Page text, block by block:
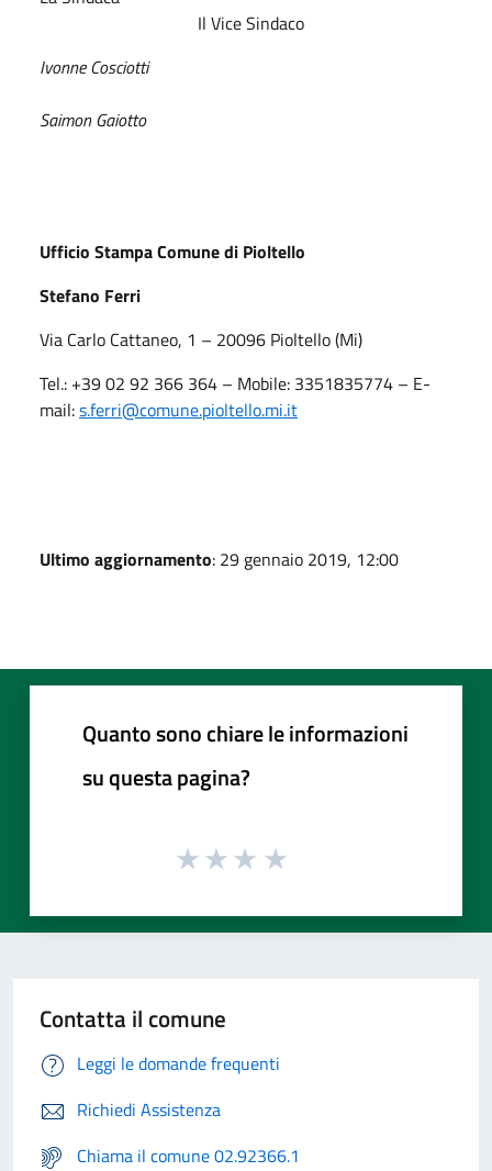
Il Vice Sindaco
Ivonne Cosciotti
Saimon Gaiotto
Ufficio Stampa Comune di Pioltello
Stefano Ferri
Via Carlo Cattaneo, 1 – 20096 Pioltello (Mi)
Tel.: +39 02 92 366 364 – Mobile: 3351835774 – E-
mail:s.ferri@comune.pioltello.mi.it
Ultimo aggiornamento: 29 gennaio 2019, 12:00
Quanto sono chiare le informazioni
su questa pagina?
Contatta il comune
Leggi le domande frequenti
Richiedi Assistenza
Chiama il comune 02.92366.1